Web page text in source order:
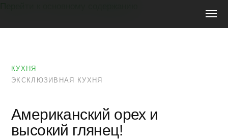
КУХНЯ
ЭКСКЛЮЗИВНАЯ КУХНЯ
Американский орех и
высокий глянец!